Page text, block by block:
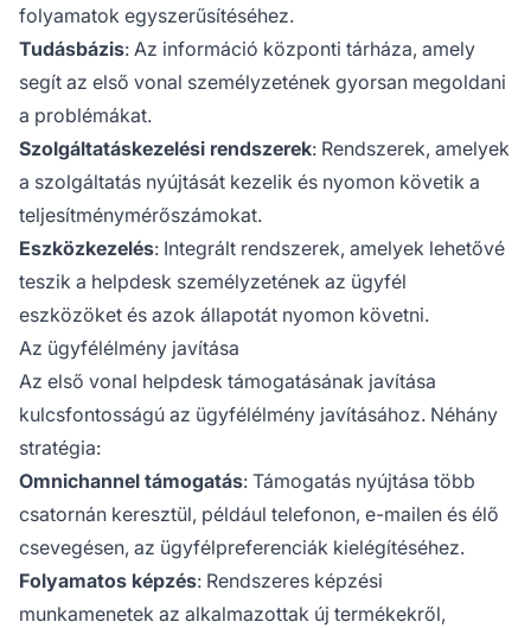
folyamatok egyszerűsítéséhez.
Tudásbázis: Az információ központi tárháza, amely
segít az első vonal személyzetének gyorsan megoldani
a problémákat.
Szolgáltatáskezelési rendszerek: Rendszerek, amelyek
a szolgáltatás nyújtását kezelik és nyomon követik a
teljesítménymérőszámokat.
Eszközkezelés: Integrált rendszerek, amelyek lehetővé
teszik a helpdesk személyzetének az ügyfél
eszközöket és azok állapotát nyomon követni.
Az ügyfélélmény javítása
Az első vonal helpdesk támogatásának javítása
kulcsfontosságú az ügyfélélmény javításához. Néhány
stratégia:
Omnichannel támogatás: Támogatás nyújtása több
csatornán keresztül, például telefonon, e-mailen és élő
csevegésen, az ügyfélpreferenciák kielégítéséhez.
Folyamatos képzés: Rendszeres képzési
munkamenetek az alkalmazottak új termékekről,